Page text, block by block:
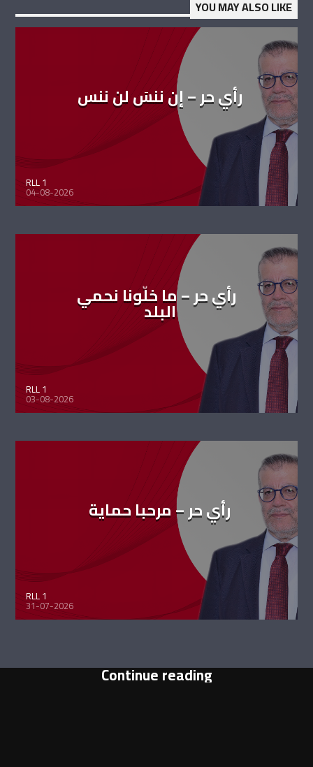
YOU MAY ALSO LIKE
رأي حر – إن ننسَ لن ننس
RLL 1
04-08-2026
رأي حر – ما خلّونا نحمي
البلد
RLL 1
03-08-2026
رأي حر – مرحبا حماية
RLL 1
31-07-2026
Continue reading